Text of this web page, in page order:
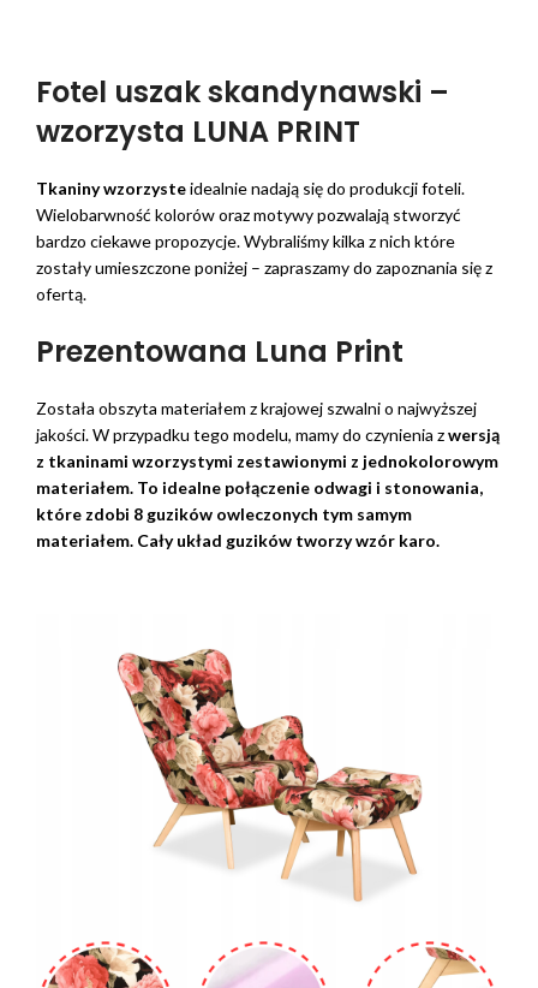
Fotel uszak skandynawski –
wzorzysta LUNA PRINT
Tkaniny wzorzysteidealnie nadają się do produkcji foteli.
Wielobarwność kolorów oraz motywy pozwalają stworzyć
bardzo ciekawe propozycje. Wybraliśmy kilka z nich które
zostały umieszczone poniżej – zapraszamy do zapoznania się z
ofertą.
Prezentowana Luna Print
Została obszyta materiałem z krajowej szwalni o najwyższej
jakości. W przypadku tego modelu, mamy do czynienia zwersją
z tkaninami wzorzystymi zestawionymi z jednokolorowym
materiałem. To idealne połączenie odwagi i stonowania,
które zdobi 8 guzików owleczonych tym samym
materiałem. Cały układ guzików tworzy wzór karo.